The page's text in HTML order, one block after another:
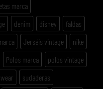
marca
denim disney
faldas
Jerséis vintage
nike
Polos marca
polos vintage
sudaderas